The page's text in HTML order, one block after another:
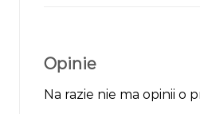
Opinie
Na razie nie ma opinii o